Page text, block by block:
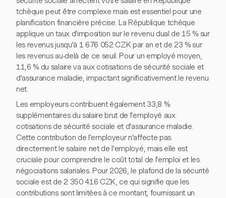
tchèque peut être complexe mais est essentiel pour une
planification financière précise. La République tchèque
applique un taux d'imposition sur le revenu dual de 15 % sur
les revenus jusqu'à 1 676 052 CZK par an et de 23 % sur
les revenus au-delà de ce seuil. Pour un employé moyen,
11,6 % du salaire va aux cotisations de sécurité sociale et
d'assurance maladie, impactant significativement le revenu
net.
Les employeurs contribuent également 33,8 %
supplémentaires du salaire brut de l'employé aux
cotisations de sécurité sociale et d'assurance maladie.
Cette contribution de l'employeur n'affecte pas
directement le salaire net de l'employé, mais elle est
cruciale pour comprendre le coût total de l'emploi et les
négociations salariales. Pour 2026, le plafond de la sécurité
sociale est de 2 350 416 CZK, ce qui signifie que les
contributions sont limitées à ce montant, fournissant un